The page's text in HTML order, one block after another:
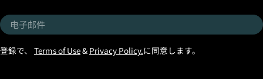
电
子
邮
登録で、 Terms of Use& Privacy Policy.に同意します。